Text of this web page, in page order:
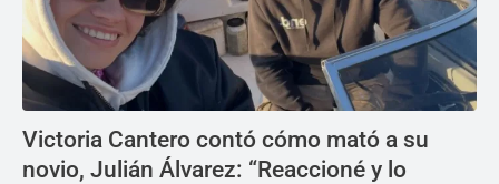
Victoria Cantero contó cómo mató a su
novio, Julián Álvarez: “Reaccioné y lo